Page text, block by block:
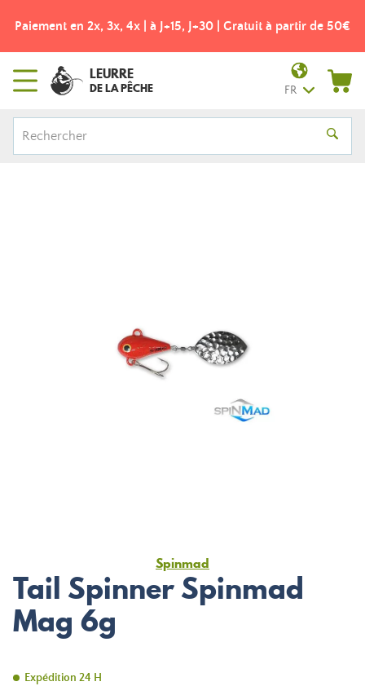
Paiement en 2x, 3x, 4x | à J+15, J+30 | Gratuit à partir de 50€
LEURRE
DE LA PÊCHE FR
Spinmad
Tail Spinner Spinmad
Mag 6g
Expédition 24 H